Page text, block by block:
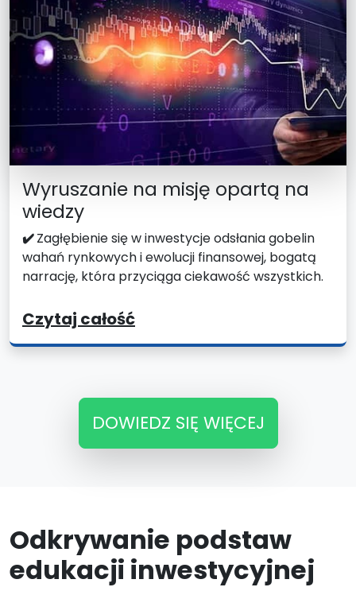
Wyruszanie na misję opartą na
wiedzy
✔️Zagłębienie się w inwestycje odsłania gobelin
wahań rynkowych i ewolucji finansowej, bogatą
narrację, która przyciąga ciekawość wszystkich.
Czytaj całość
DOWIEDZ SIĘ WIĘCEJ
Odkrywanie podstaw
edukacji inwestycyjnej